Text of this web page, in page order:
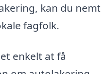
kan du nemt
fagfolk.
enkelt at få